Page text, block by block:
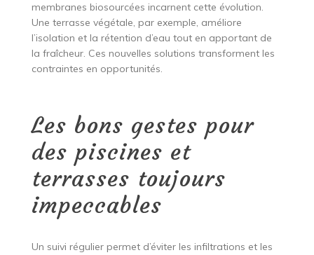
membranes biosourcées incarnent cette évolution.
Une terrasse végétale, par exemple, améliore
l’isolation et la rétention d’eau tout en apportant de
la fraîcheur. Ces nouvelles solutions transforment les
contraintes en opportunités.
Les bons gestes pour
des piscines et
terrasses toujours
impeccables
Un suivi régulier permet d’éviter les infiltrations et les